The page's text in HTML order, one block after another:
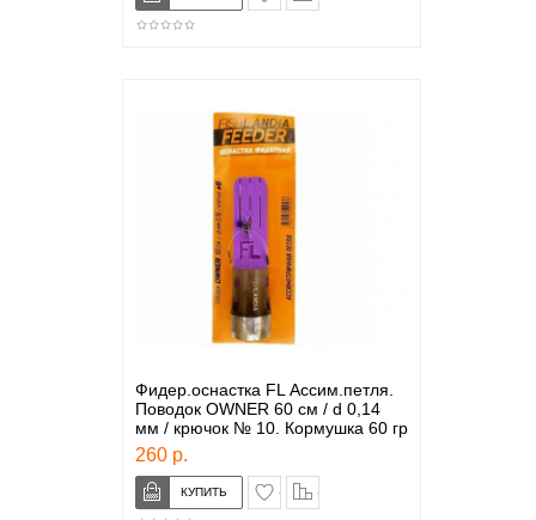
Фидер.оснастка FL Ассим.петля.
Поводок OWNER 60 см / d 0,14
мм / крючок № 10. Кормушка 60 гр
260 р.
в закладки